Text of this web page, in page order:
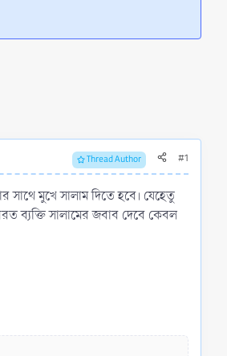
Thread Author #1
সাথে মুখে সালাম দিতে হবে। যেহেতু
ব্যক্তি সালামের জবাব দেবে কেবল